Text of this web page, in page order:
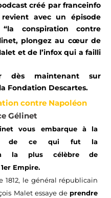
créé par franceinfo
avec un épisode
conspiration contre
plongez au cœur de
et de l’infox qui a failli
dès maintenant sur
Fondation Descartes.
contre Napoléon
Gélinet
vous embarque à la
de ce qui fut la
la plus célèbre de
Empire.
1812, le général républicain
Malet essaye de prendre